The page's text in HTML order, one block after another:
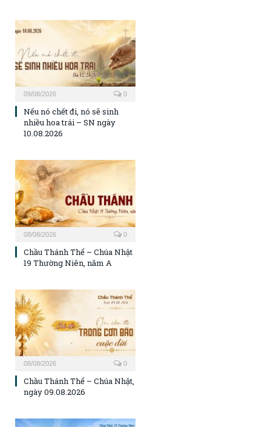
09/08/2026 0
Nếu nó chết đi, nó sẽ sinh
nhiều hoa trái – SN ngày
10.08.2026
08/08/2026 0
Chầu Thánh Thể – Chúa Nhật
19 Thường Niên, năm A
08/08/2026 0
Chầu Thánh Thể – Chúa Nhật,
ngày 09.08.2026